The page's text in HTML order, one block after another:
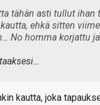
tähän asti tullut ihan
ehkä sitten
No homma korjattu
kautta, joka